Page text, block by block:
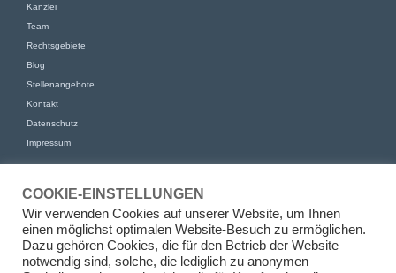
Kanzlei
Team
Rechtsgebiete
Blog
Stellenangebote
Kontakt
Datenschutz
Impressum
KFR Kirchhoff Franke Riethmüller Partnerschaft von Rechtsanwälten
mbB
Am Kaiserkai 69
20457 Hamburg
COOKIE-EINSTELLUNGEN
Wir verwenden Cookies auf unserer Website, um Ihnen
einen möglichst optimalen Website-Besuch zu ermöglichen.
Dazu gehören Cookies, die für den Betrieb der Website
notwendig sind, solche, die lediglich zu anonymen